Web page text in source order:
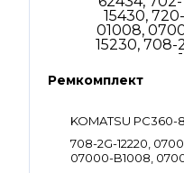
Ремкомплект
KOMATSU PC360-8
708-2G-12220,
07000-B1008,